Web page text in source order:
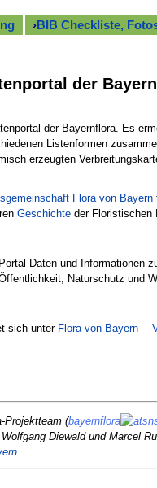
›BIB Checkliste,
der
der Bayernflora. Es
Listenformen
erzeugten
Flora von Bayern
Geschichte der Floristischen
Daten und Informationen
Naturschutz und
sich unter Flora von Bayern ─
Projektteam (bayernflora
Diewald und Marcel
.